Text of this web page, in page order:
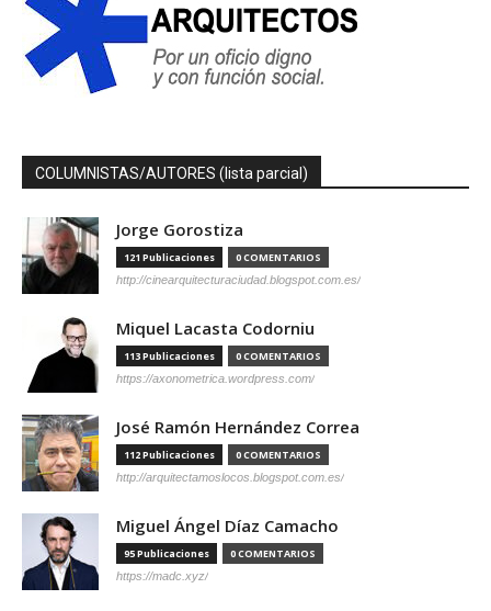
COLUMNISTAS/AUTORES (lista parcial)
Jorge Gorostiza
121 Publicaciones 0 COMENTARIOS
http://cinearquitecturaciudad.blogspot.com.es/
Miquel Lacasta Codorniu
113 Publicaciones 0 COMENTARIOS
https://axonometrica.wordpress.com/
José Ramón Hernández Correa
112 Publicaciones 0 COMENTARIOS
http://arquitectamoslocos.blogspot.com.es/
Miguel Ángel Díaz Camacho
95 Publicaciones 0 COMENTARIOS
https://madc.xyz/